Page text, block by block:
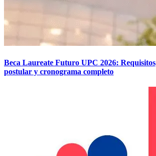
Beca Laureate Futuro UPC 2026:
postular y cronograma completo